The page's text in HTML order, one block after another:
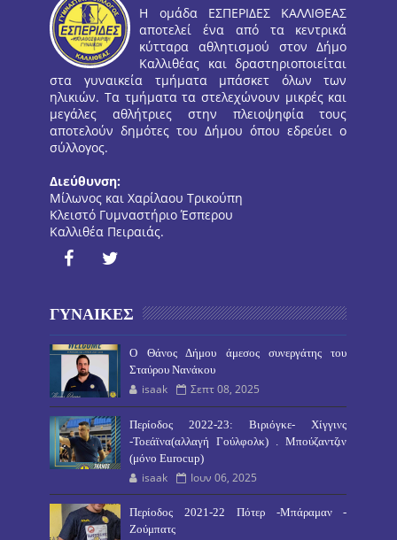
Η ομάδα ΕΣΠΕΡΙΔΕΣ ΚΑΛΛΙΘΕΑΣ
αποτελεί ένα από τα κεντρικά
κύτταρα αθλητισμού στον Δήμο
Καλλιθέας και δραστηριοποιείται
στα γυναικεία τμήματα μπάσκετ όλων των
ηλικιών. Τα τμήματα τα στελεχώνουν μικρές και
μεγάλες αθλήτριες στην πλειοψηφία τους
αποτελούν δημότες του Δήμου όπου εδρεύει ο
σύλλογος.
Διεύθυνση:
Μίλωνος και Χαρίλαου Τρικούπη
Κλειστό Γυμναστήριο Έσπερου
Καλλιθέα Πειραιάς.
ΓΥΝΑΙΚΕΣ
O Θάνος Δήμου άμεσος συνεργάτης του
Σταύρου Νανάκου
isaak Σεπτ 08, 2025
Περίοδος 2022-23: Βιριόγκε- Χίγγινς
-Τοεάϊνα(αλλαγή Γούλφολκ) . Μπούζαντζιν
(μόνο Eurocup)
isaak Ιουν 06, 2025
Περίοδος 2021-22 Πότερ -Μπάραμαν -
Ζούμπατς